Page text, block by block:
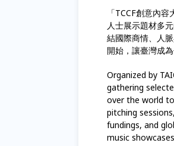
「TCCF創意內
人士展示題材多
結國際商情、人
開始，讓臺灣成
Organized by
gathering
over the world
pitching
fundings, and
music